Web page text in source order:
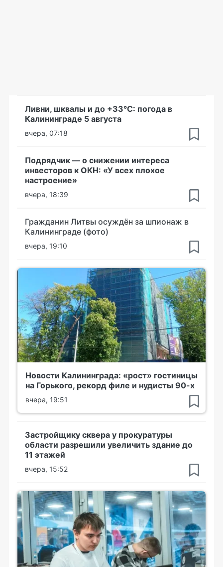
Ливни, шквалы и до +33°С: погода в
Калининграде 5 августа
вчера, 07:18
Подрядчик — о снижении интереса
инвесторов к ОКН: «У всех плохое
настроение»
вчера, 18:39
Гражданин Литвы осуждён за шпионаж в
Калининграде (фото)
вчера, 19:10
Новости Калининграда: «рост» гостиницы
на Горького, рекорд филе и нудисты 90-х
вчера, 19:51
Застройщику сквера у прокуратуры
области разрешили увеличить здание до
11 этажей
вчера, 15:52